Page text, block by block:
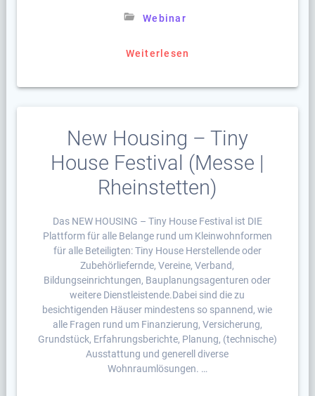
Webinar
Weiterlesen
New Housing – Tiny
House Festival (Messe |
Rheinstetten)
Das NEW HOUSING – Tiny House Festival ist DIE
Plattform für alle Belange rund um Kleinwohnformen
für alle Beteiligten: Tiny House Herstellende oder
Zubehörliefernde, Vereine, Verband,
Bildungseinrichtungen, Bauplanungsagenturen oder
weitere Dienstleistende.Dabei sind die zu
besichtigenden Häuser mindestens so spannend, wie
alle Fragen rund um Finanzierung, Versicherung,
Grundstück, Erfahrungsberichte, Planung, (technische)
Ausstattung und generell diverse
Wohnraumlösungen. …